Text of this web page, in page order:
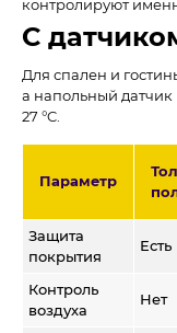
контролируют
С
Для спален и
а напольный
27 °C.
Параметр
Защита
покрытия
Есть
Контроль
воздуха
Нет